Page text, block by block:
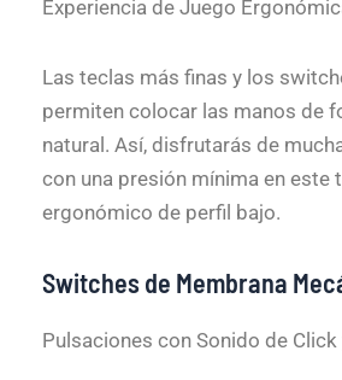
Experiencia de Juego
Las teclas más finas y los
permiten colocar las manos de
natural. Así, disfrutarás de
con una presión mínima en este
ergonómico de perfil bajo.
Switches de Membrana
Pulsaciones con Sonido de Click